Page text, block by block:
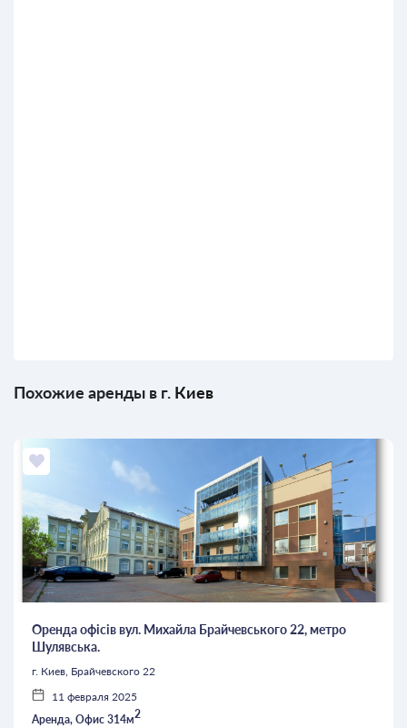
Похожие аренды в г. Киев
Оренда офісів вул. Михайла Брайчевського 22, метро
Шулявська.
г. Киев, Брайчевского 22
11 февраля 2025
Аренда, Офис 314м2